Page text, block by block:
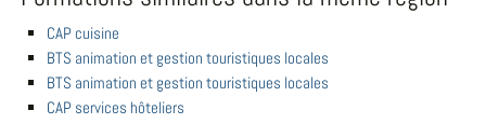
CAP cuisine
BTS animation et gestion touristiques locales
BTS animation et gestion touristiques locales
CAP services hôteliers